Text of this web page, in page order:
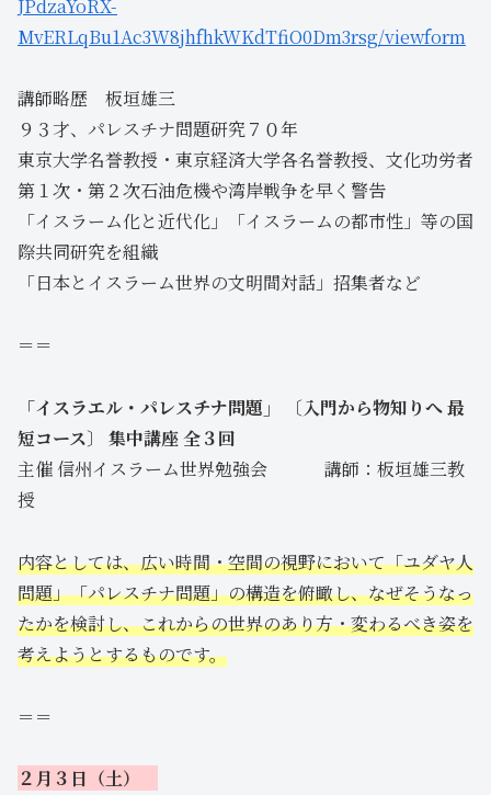
JPdzaYoRX-
MvERLqBu1Ac3W8jhfhkWKdTfiO0Dm3rsg/viewform
講師略歴 板垣雄三
９３才、パレスチナ問題研究７０年
東京大学名誉教授・東京経済大学各名誉教授、文化功労者
第１次・第２次石油危機や湾岸戦争を早く警告
「イスラーム化と近代化」「イスラームの都市性」等の国
際共同研究を組織
「日本とイスラーム世界の文明間対話」招集者など
＝＝
「イスラエル・パレスチナ問題」 〔入門から物知りへ 最
短コース〕 集中講座 全３回
主催 信州イスラーム世界勉強会 講師：板垣雄三教
授
内容としては、広い時間・空間の視野において「ユダヤ人
問題」「パレスチナ問題」の構造を俯瞰し、なぜそうなっ
たかを検討し、これからの世界のあり方・変わるべき姿を
考えようとするものです。
＝＝
２月３日（土）